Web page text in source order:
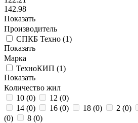
142.98
Показать
Производитель
СПКБ Техно (1)
Показать
Марка
ТехноКИП (1)
Показать
Количество жил
10 (0) 12 (0)
14 (0) 16 (0) 18 (0) 2 (0)
(0) 8 (0)